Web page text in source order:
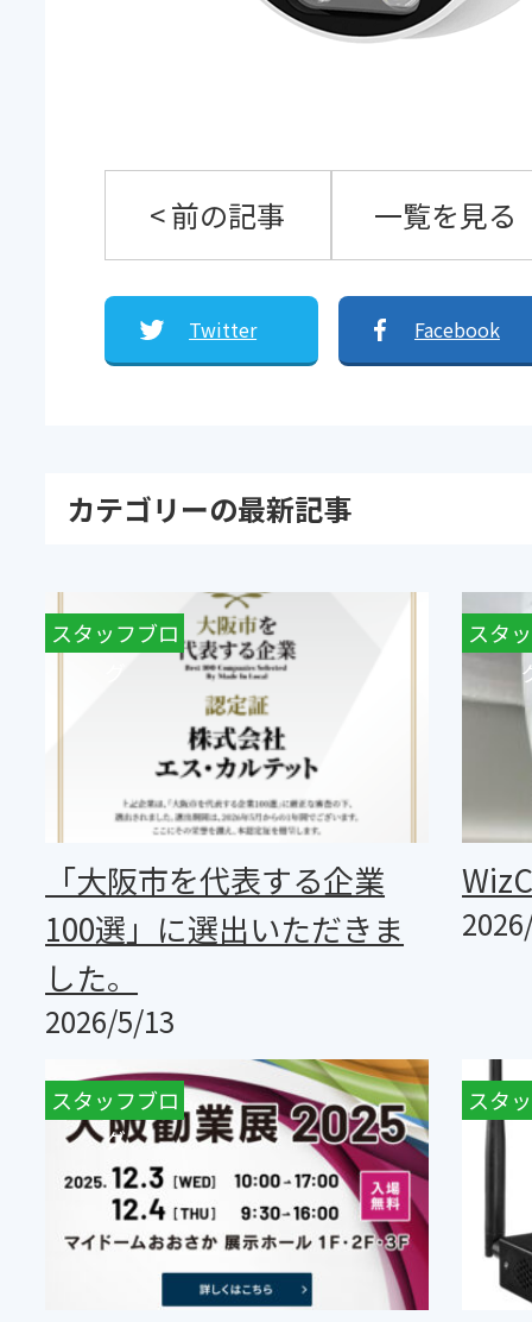
< 前の記事 一覧を見る
Twitter Facebook
カテゴリーの最新記事
お知らせ
スタッフブロ
「大阪市を代表する企業
100選」に選出いただきま
した。
2026/5/13
スタ
スタッフブロ
グ
スタ